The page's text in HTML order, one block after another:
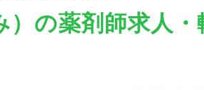
の薬剤師求人・